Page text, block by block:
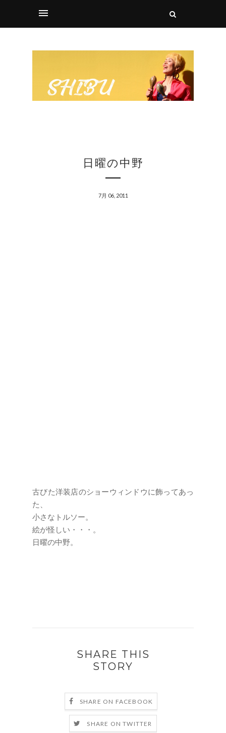
日曜の中野
7月 06, 2011
古びた洋装店のショーウィンドウに飾ってあっ
た、
小さなトルソー。
絵が怪しい・・・。
日曜の中野。
SHARE THIS
STORY
SHARE ON FACEBOOK
SHARE ON TWITTER